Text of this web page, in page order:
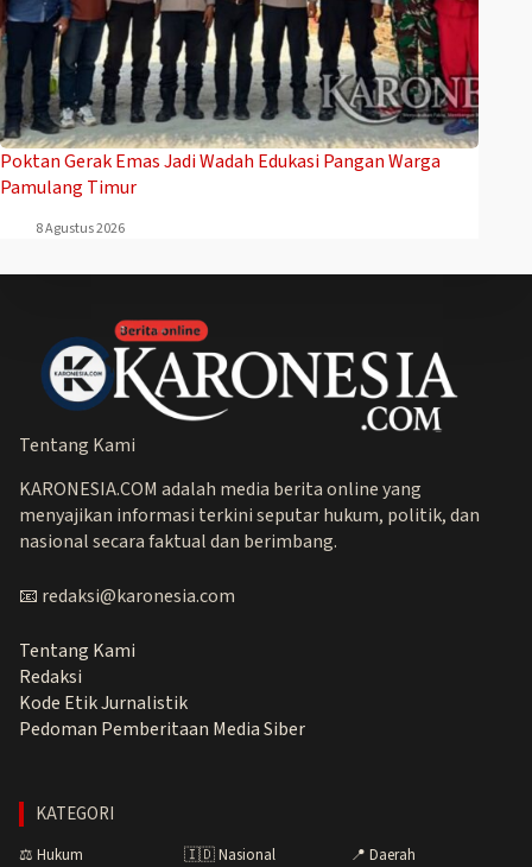
Poktan Gerak Emas Jadi Wadah Edukasi Pangan Warga
Pamulang Timur
8 Agustus 2026
Tentang Kami
KARONESIA.COM adalah media berita online yang
menyajikan informasi terkini seputar hukum, politik, dan
nasional secara faktual dan berimbang.
📧 redaksi@karonesia.com
Tentang Kami
Redaksi
Kode Etik Jurnalistik
Pedoman Pemberitaan Media Siber
KATEGORI
⚖️ Hukum 🇮🇩 Nasional 📍 Daerah